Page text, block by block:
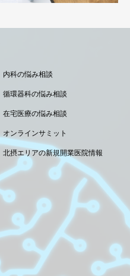
内科の悩み相談
循環器科の悩み相談
在宅医療の悩み相談
オンラインサミット
北摂エリアの新規開業医院情報